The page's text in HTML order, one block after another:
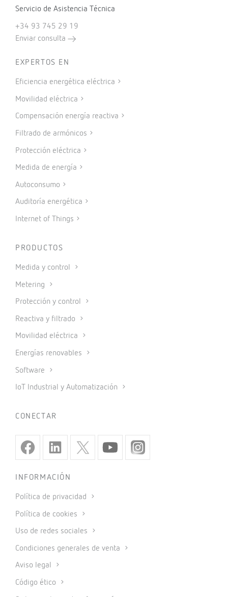
Servicio de Asistencia Técnica
+34 93 745 29 19
Enviar consulta
EXPERTOS EN
Eficiencia energética eléctrica
Movilidad eléctrica
Compensación energía reactiva
Filtrado de armónicos
Protección eléctrica
Medida de energía
Autoconsumo
Auditoría energética
Internet of Things
PRODUCTOS
Medida y control
Metering
Protección y control
Reactiva y filtrado
Movilidad eléctrica
Energías renovables
Software
IoT Industrial y Automatización
CONECTAR
INFORMACIÓN
Política de privacidad
Política de cookies
Uso de redes sociales
Condiciones generales de venta
Aviso legal
Código ético